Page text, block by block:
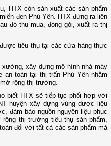
HTX còn sản xuất các sản phẩm
đen Phù Yên. HTX đứng ra liên
đó thu mua, đóng gói, xuất ra thị
tiêu thụ tại các cửa hàng thực
xây dựng mô hình nhà máy
an toàn tại thị trấn Phù Yên nhằm
rộng thị trường.
biết HTX sẽ tiếp tục phối hợp với
huyện xây dựng vùng dược liệu
đảm bảo nguồn nguyên liệu phục
thị trường tiêu thụ sản phẩm,
đối với tất cả các sản phẩm mà